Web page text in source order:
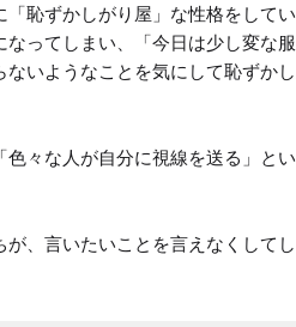
「恥ずかしがり屋」な性格をして
ってしまい、「今日は少し変な
いようなことを気にして恥ずかし
色々な人が自分に視線を送る」と
が、言いたいことを言えなくして